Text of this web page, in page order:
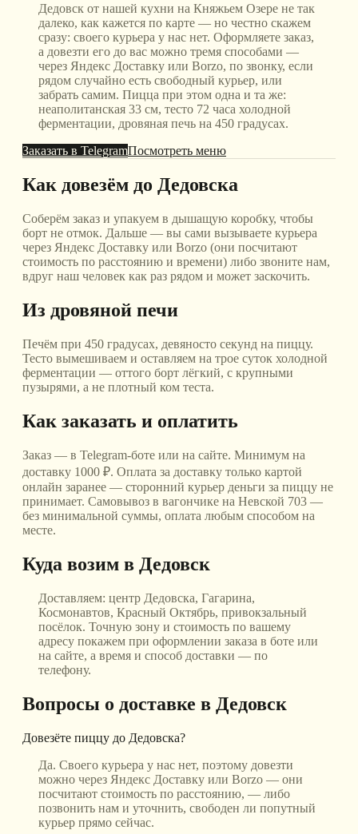
Дедовск от нашей кухни на Княжьем Озере не так
далеко, как кажется по карте — но честно скажем
сразу: своего курьера у нас нет. Оформляете заказ,
а довезти его до вас можно тремя способами —
через Яндекс Доставку или Borzo, по звонку, если
рядом случайно есть свободный курьер, или
забрать самим. Пицца при этом одна и та же:
неаполитанская 33 см, тесто 72 часа холодной
ферментации, дровяная печь на 450 градусах.
Заказать в TelegramПосмотреть меню
Как довезём до Дедовска
Соберём заказ и упакуем в дышащую коробку, чтобы
борт не отмок. Дальше — вы сами вызываете курьера
через Яндекс Доставку или Borzo (они посчитают
стоимость по расстоянию и времени) либо звоните нам,
вдруг наш человек как раз рядом и может заскочить.
Из дровяной печи
Печём при 450 градусах, девяносто секунд на пиццу.
Тесто вымешиваем и оставляем на трое суток холодной
ферментации — оттого борт лёгкий, с крупными
пузырями, а не плотный ком теста.
Как заказать и оплатить
Заказ — в Telegram-боте или на сайте. Минимум на
доставку 1000 ₽. Оплата за доставку только картой
онлайн заранее — сторонний курьер деньги за пиццу не
принимает. Самовывоз в вагончике на Невской 703 —
без минимальной суммы, оплата любым способом на
месте.
Куда возим в Дедовск
Доставляем: центр Дедовска, Гагарина,
Космонавтов, Красный Октябрь, привокзальный
посёлок. Точную зону и стоимость по вашему
адресу покажем при оформлении заказа в боте или
на сайте, а время и способ доставки — по
телефону.
Вопросы о доставке в Дедовск
Довезёте пиццу до Дедовска?
Да. Своего курьера у нас нет, поэтому довезти
можно через Яндекс Доставку или Borzo — они
посчитают стоимость по расстоянию, — либо
позвонить нам и уточнить, свободен ли попутный
курьер прямо сейчас.